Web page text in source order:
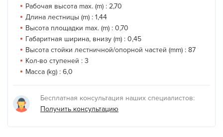
Рабочая высота max. (m) : 2,70
Длина лестницы (m) : 1,44
Высота площадки max. (m) : 0,70
Габаритная ширина, внизу (m) : 0,45
Высота стойки лестничной/опорной частей (mm) : 87
Кол-во ступеней : 3
Масса (kg) : 6,0
Бесплатная консультация наших специалистов:
Получить консультацию